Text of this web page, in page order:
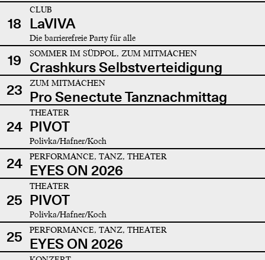
18
CLUB
LaVIVA
Die barrierefreie Party für alle
19 SOMMER IM SÜDPOL, ZUM MITMACHEN
Crashkurs Selbstverteidigung
23
ZUM MITMACHEN
Pro Senectute Tanznachmittag
24
THEATER
PIVOT
Polivka/Hafner/Koch
24 PERFORMANCE, TANZ, THEATER
EYES ON 2026
25
THEATER
PIVOT
Polivka/Hafner/Koch
25 PERFORMANCE, TANZ, THEATER
EYES ON 2026